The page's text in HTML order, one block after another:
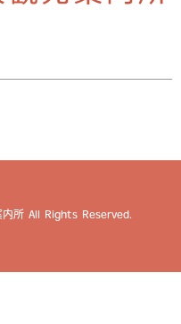
所 All Rights Reserved.